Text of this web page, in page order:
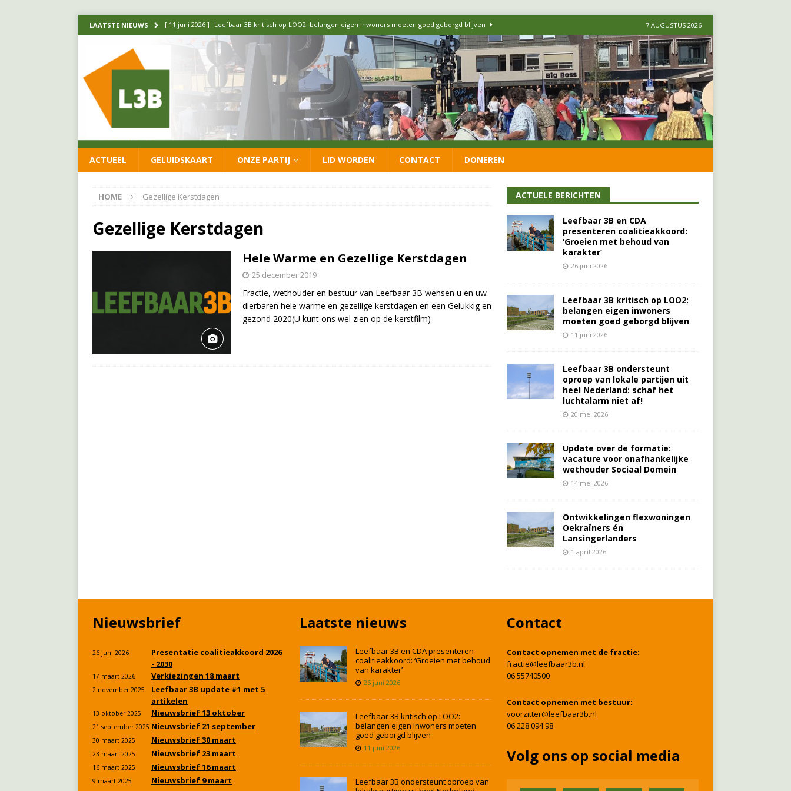
LAATSTE NIEUWS [ 11 juni 2026 ] Leefbaar 3B kritisch op LOO2: belangen eigen inwoners moeten goed geborgd blijven
[ 20 mei 2026 ] Leefbaar 3B ondersteunt oproep van lokale partijen uit heel Nederland: schaf het
luchtalarm niet af! FRACTIE
[ 14 mei 2026 ] Update over de formatie: vacature voor onafhankelijke wethouder Sociaal Domein
[ 26 juni 2026 ] Leefbaar 3B en CDA presenteren coalitieakkoord: ‘Groeien met behoud van karakter’
7 AUGUSTUS 2026
ACTUEEL GELUIDSKAART ONZE PARTIJ LID WORDEN CONTACT DONEREN
HOME Gezellige Kerstdagen
Gezellige Kerstdagen
Hele Warme en Gezellige Kerstdagen
25 december 2019
Fractie, wethouder en bestuur van Leefbaar 3B wensen u en uw
dierbaren hele warme en gezellige kerstdagen en een Gelukkig en
gezond 2020(U kunt ons wel zien op de kerstfilm)
ACTUELE BERICHTEN
Leefbaar 3B en CDA
presenteren coalitieakkoord:
‘Groeien met behoud van
karakter’
26 juni 2026
Leefbaar 3B kritisch op LOO2:
belangen eigen inwoners
moeten goed geborgd blijven
11 juni 2026
Leefbaar 3B ondersteunt
oproep van lokale partijen uit
heel Nederland: schaf het
luchtalarm niet af!
20 mei 2026
Update over de formatie:
vacature voor onafhankelijke
wethouder Sociaal Domein
14 mei 2026
Ontwikkelingen flexwoningen
Oekraïners én
Lansingerlanders
1 april 2026
Nieuwsbrief
26 juni 2026
Presentatie coalitieakkoord 2026
- 2030
17 maart 2026 Verkiezingen 18 maart
2 november 2025
Leefbaar 3B update #1 met 5
artikelen
13 oktober 2025 Nieuwsbrief 13 oktober
21 september 2025 Nieuwsbrief 21 september
30 maart 2025 Nieuwsbrief 30 maart
23 maart 2025 Nieuwsbrief 23 maart
16 maart 2025 Nieuwsbrief 16 maart
9 maart 2025 Nieuwsbrief 9 maart
Laatste nieuws
Leefbaar 3B en CDA presenteren
coalitieakkoord: ‘Groeien met behoud
van karakter’
26 juni 2026
Leefbaar 3B kritisch op LOO2:
belangen eigen inwoners moeten
goed geborgd blijven
11 juni 2026
Leefbaar 3B ondersteunt oproep van
Contact
Contact opnemen met de fractie:
fractie@leefbaar3b.nl
06 55740500
Contact opnemen met bestuur:
voorzitter@leefbaar3b.nl
06 228 094 98
Volg ons op social media